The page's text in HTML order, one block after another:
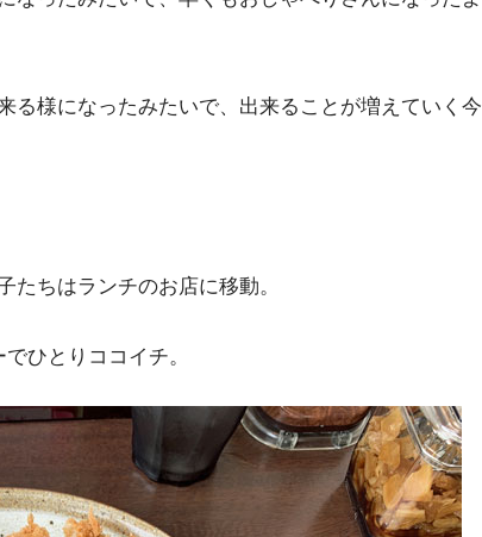
る様になったみたいで、出来ることが増えていく今
たちはランチのお店に移動。
ひとりココイチ。